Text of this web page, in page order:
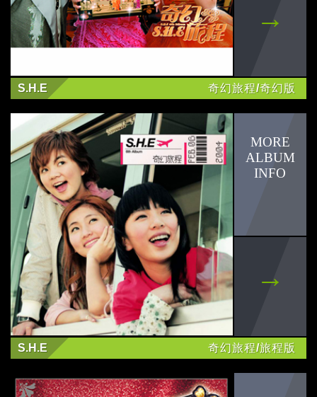
馬來貘
F.I.R.
文慧如
陳昊森
印花樂
Karencici
閻奕格
華研公告
其他
S.H.E 奇幻旅程/奇幻版
S.H.E 奇幻旅程/旅程版